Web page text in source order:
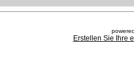
Erstellen Sie Ihre